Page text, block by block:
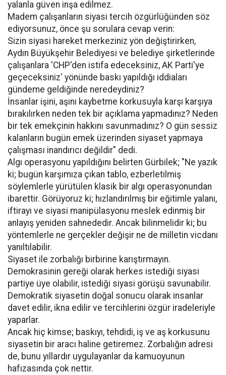
yalanla güven inşa edilmez.
Madem çalışanların siyasi tercih özgürlüğünden söz
ediyorsunuz, önce şu sorulara cevap verin:
Sizin siyasi hareket merkeziniz yön değiştirirken,
Aydın Büyükşehir Belediyesi ve belediye şirketlerinde
çalışanlara 'CHP'den istifa edeceksiniz, AK Parti'ye
geçeceksiniz' yönünde baskı yapıldığı iddiaları
gündeme geldiğinde neredeydiniz?
İnsanlar işini, aşını kaybetme korkusuyla karşı karşıya
bırakılırken neden tek bir açıklama yapmadınız? Neden
bir tek emekçinin hakkını savunmadınız? O gün sessiz
kalanların bugün emek üzerinden siyaset yapmaya
çalışması inandırıcı değildir" dedi.
Algı operasyonu yapıldığını belirten Gürbilek; "Ne yazık
ki; bugün karşımıza çıkan tablo, ezberletilmiş
söylemlerle yürütülen klasik bir algı operasyonundan
ibarettir. Görüyoruz ki; hızlandırılmış bir eğitimle yalanı,
iftirayı ve siyasi manipülasyonu meslek edinmiş bir
anlayış yeniden sahnededir. Ancak bilinmelidir ki; bu
yöntemlerle ne gerçekler değişir ne de milletin vicdanı
yanıltılabilir.
Siyaset ile zorbalığı birbirine karıştırmayın.
Demokrasinin gereği olarak herkes istediği siyasi
partiye üye olabilir, istediği siyasi görüşü savunabilir.
Demokratik siyasetin doğal sonucu olarak insanlar
davet edilir, ikna edilir ve tercihlerini özgür iradeleriyle
yaparlar.
Ancak hiç kimse; baskıyı, tehdidi, iş ve aş korkusunu
siyasetin bir aracı haline getiremez. Zorbalığın adresi
de, bunu yıllardır uygulayanlar da kamuoyunun
hafızasında çok nettir.